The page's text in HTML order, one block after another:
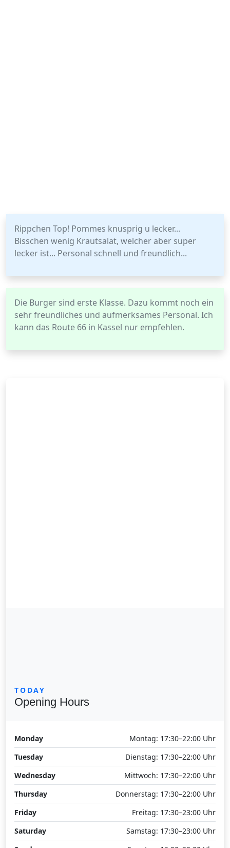
Rippchen Top! Pommes knusprig u lecker...
Bisschen wenig Krautsalat, welcher aber super
lecker ist... Personal schnell und freundlich...
Die Burger sind erste Klasse. Dazu kommt noch ein
sehr freundliches und aufmerksames Personal. Ich
kann das Route 66 in Kassel nur empfehlen.
TODAY
Opening Hours
Monday
Montag: 17:30–22:00 Uhr
Tuesday
Dienstag: 17:30–22:00 Uhr
Wednesday
Mittwoch: 17:30–22:00 Uhr
Thursday
Donnerstag: 17:30–22:00 Uhr
Friday
Freitag: 17:30–23:00 Uhr
Saturday
Samstag: 17:30–23:00 Uhr